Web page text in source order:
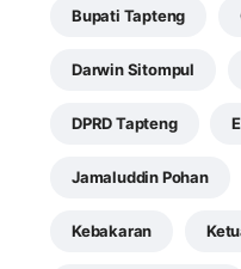
Bupati Tapteng
Darwin Sitompul
DPRD Tapteng
Jamaluddin Pohan
Kebakaran